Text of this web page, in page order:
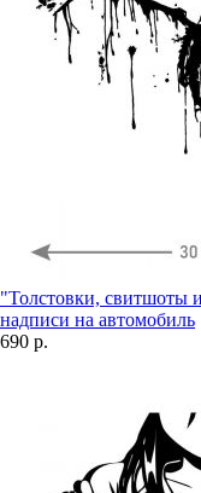
"Толстовки, свитшоты
надписи на автомобиль
690 р.